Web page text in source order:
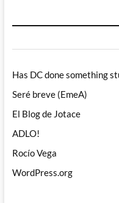
Has DC done something
Seré breve (EmeA)
El Blog de Jotace
ADLO!
Rocío Vega
WordPress.org